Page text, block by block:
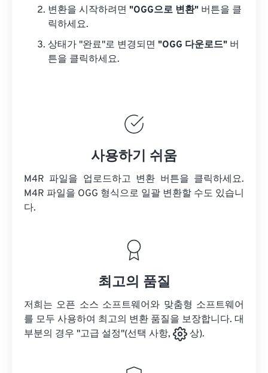
변환을 시작하려면 "OGG으로 변환" 버튼을 클
릭하세요.
상태가 "완료"로 변경되면 "OGG 다운로드" 버
튼을 클릭하세요.
사용하기 쉬움
M4R 파일을 업로드하고 변환 버튼을 클릭하세요.
M4R 파일을 OGG 형식으로 일괄 변환할 수도 있습니
다.
최고의 품질
저희는 오픈 소스 소프트웨어와 맞춤형 소프트웨어
를 모두 사용하여 최고의 변환 품질을 보장합니다. 대
부분의 경우 "고급 설정"(선택 사항,
상).